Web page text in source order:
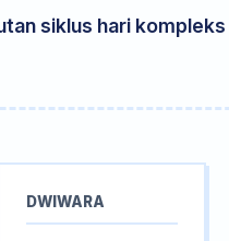
siklus hari
DWIWARA